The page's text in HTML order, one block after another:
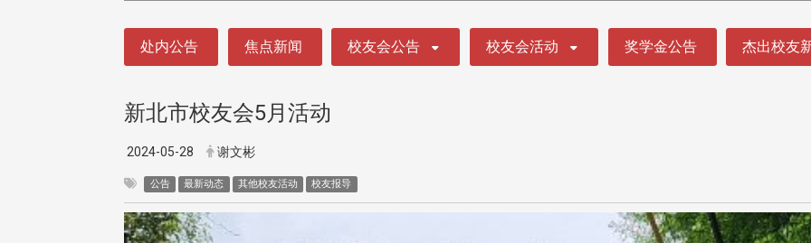
处内公告 焦点新闻 校友会公告 校友会活动 奖学金公告 杰出校友
新北市校友会5月活动
2024-05-28 谢文彬
公告 最新动态 其他校友活动 校友报导